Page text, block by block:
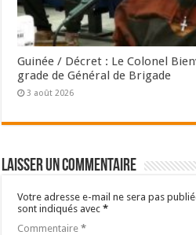
Guinée / Décret : Le Colonel
grade de Général de Brigade
3 août 2026
Laisser un commentaire
Votre adresse e-mail ne sera pas
sont indiqués avec*
Commentaire*